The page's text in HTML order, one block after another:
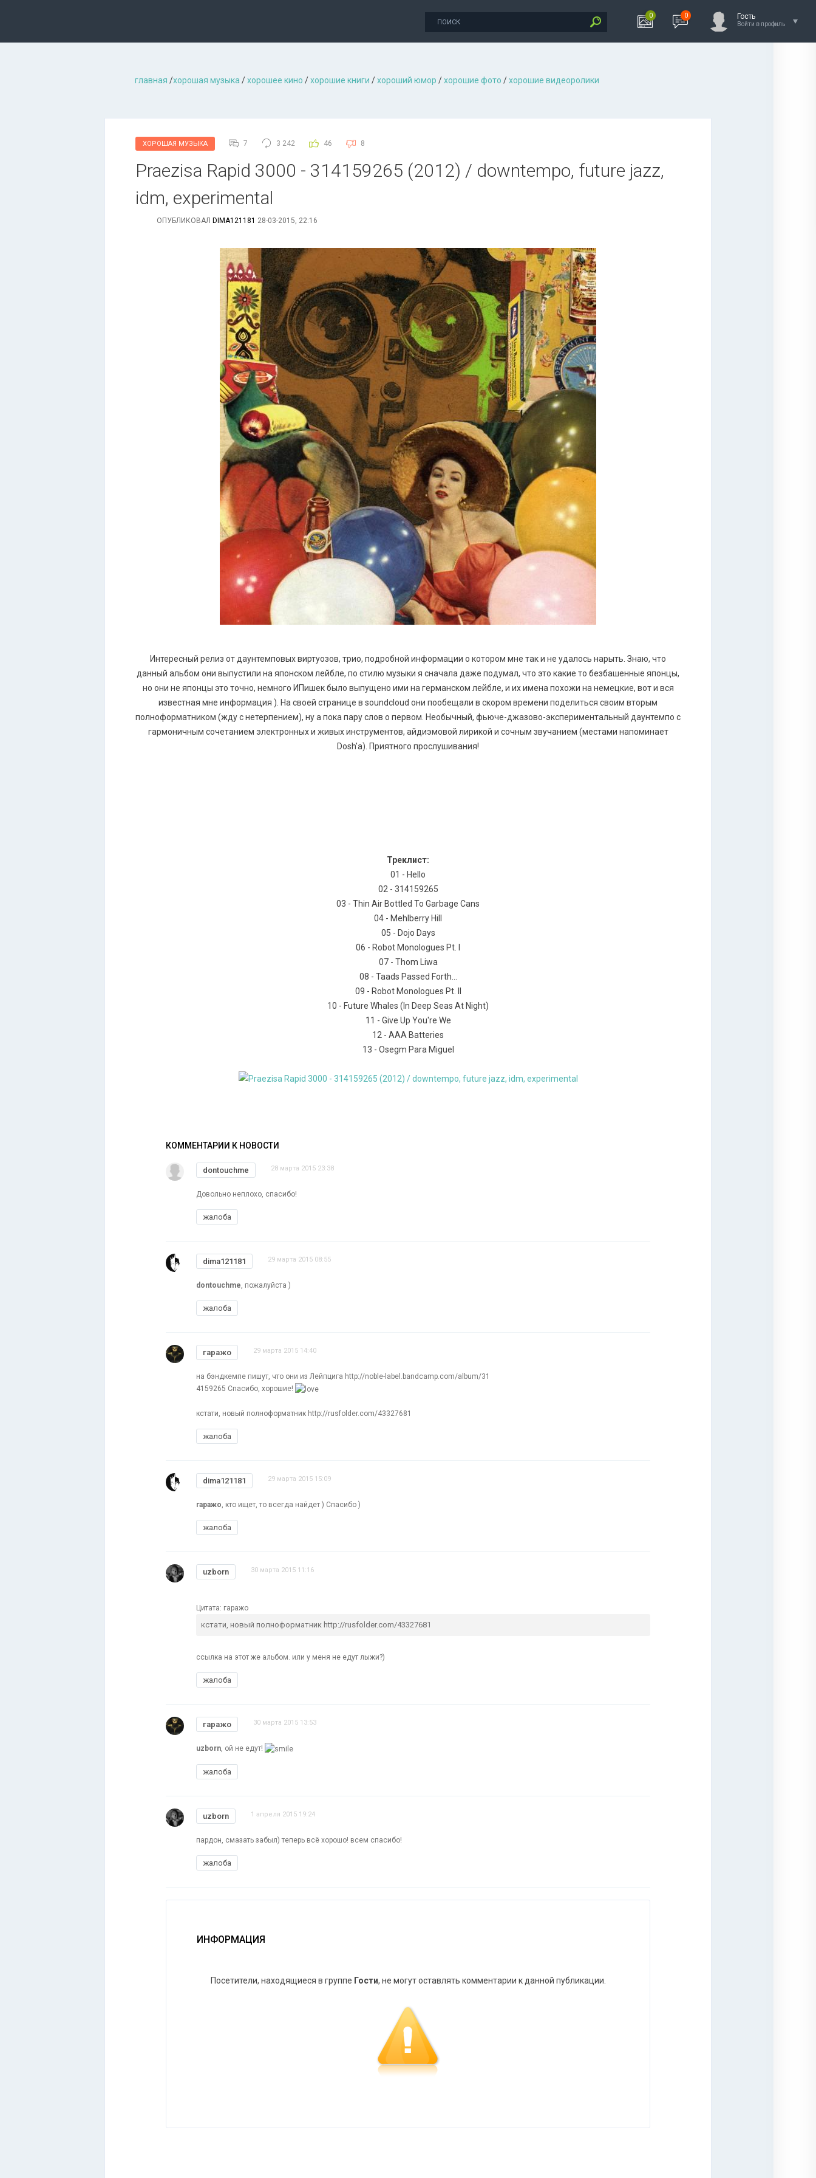
0 0 Гость
Войти в профиль
главная /хорошая музыкa /хорошее кино /хорошие книги /хороший юмор /хорошие фото /хорошие видеоролики
ХОРОШАЯ МУЗЫКА 7 3 242 46 8
Praezisa Rapid 3000 - 314159265 (2012) / downtempo, future jazz,
idm, experimental
ОПУБЛИКОВАЛ DIMA121181 28-03-2015, 22:16
Интересный релиз от даунтемповых виртуозов, трио, подробной информации о котором мне так и не удалось нарыть. Знаю, что
данный альбом они выпустили на японском лейбле, по стилю музыки я сначала даже подумал, что это какие то безбашенные японцы,
но они не японцы это точно, немного ИПишек было выпущено ими на германском лейбле, и их имена похожи на немецкие, вот и вся
известная мне информация ). На своей странице в soundcloud они пообещали в скором времени поделиться своим вторым
полноформатником (жду с нетерпением), ну а пока пару слов о первом. Необычный, фьюче-джазово-экспериментальный даунтемпо с
гармоничным сочетанием электронных и живых инструментов, айдиэмовой лирикой и сочным звучанием (местами напоминает
Dosh'а). Приятного прослушивания!
Треклист:
01 - Hello
02 - 314159265
03 - Thin Air Bottled To Garbage Cans
04 - Mehlberry Hill
05 - Dojo Days
06 - Robot Monologues Pt. I
07 - Thom Liwa
08 - Taads Passed Forth...
09 - Robot Monologues Pt. II
10 - Future Whales (In Deep Seas At Night)
11 - Give Up You're We
12 - AAA Batteries
13 - Osegm Para Miguel
КОММЕНТАРИИ К НОВОСТИ
dontouchme 28 марта 2015 23:38
Довольно неплохо, спасибо!
жалоба
dima121181 29 марта 2015 08:55
dontouchme, пожалуйста )
жалоба
гаражо 29 марта 2015 14:40
на бэндкемпе пишут, что они из Лейпцига http://noble-label.bandcamp.com/album/31
4159265 Спасибо, хорошие!
кстати, новый полноформатник http://rusfolder.com/43327681
жалоба
dima121181 29 марта 2015 15:09
гаражо, кто ищет, то всегда найдет ) Спасибо )
жалоба
uzborn 30 марта 2015 11:16
Цитата: гаражо
кстати, новый полноформатник http://rusfolder.com/43327681
ссылка на этот же альбом. или у меня не едут лыжи?)
жалоба
гаражо 30 марта 2015 13:53
uzborn, ой не едут!
жалоба
uzborn 1 апреля 2015 19:24
пардон, смазать забыл) теперь всё хорошо! всем спасибо!
жалоба
ИНФОРМАЦИЯ
Посетители, находящиеся в группе Гости, не могут оставлять комментарии к данной публикации.